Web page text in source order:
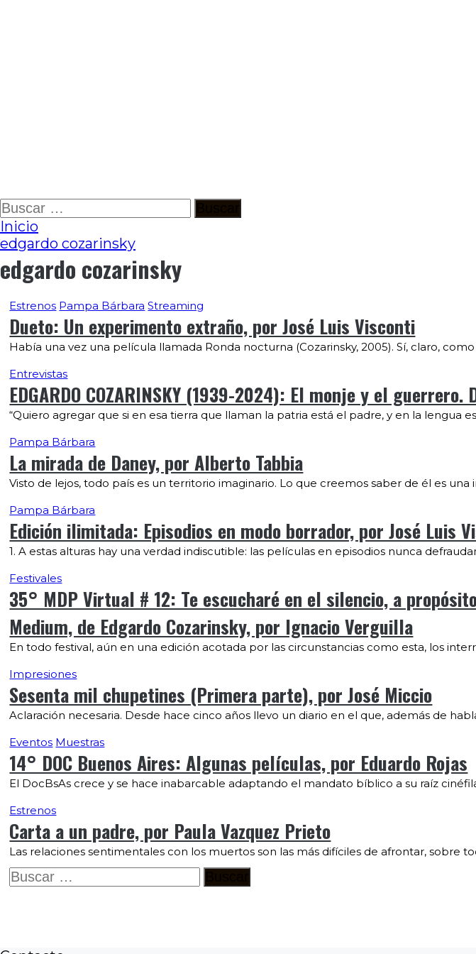
Ir
al
contenido
Buscar:
Inicio
edgardo cozarinsky
edgardo cozarinsky
Estrenos Pampa Bárbara Streaming
Dueto: Un experimento extraño, por José Luis Visconti
Había una vez una película llamada Ronda nocturna (Cozarinsky, 2005). Sí, claro,
Entrevistas
EDGARDO COZARINSKY (1939-2024): El monje y el
“Quiero agregar que si en esa tierra que llaman la patria está el padre, y en la lengua
Pampa Bárbara
La mirada de Daney, por Alberto Tabbia
Visto de lejos, todo país es un territorio imaginario. Lo que creemos saber de él es
Pampa Bárbara
Edición ilimitada: Episodios en modo borrador, por José Luis
1. A estas alturas hay una verdad indiscutible: las películas en episodios nunca
Festivales
35° MDP Virtual # 12: Te escucharé en el silencio, a
Medium, de Edgardo Cozarinsky, por Ignacio Verguilla
En todo festival, aún en una edición acotada por las circunstancias como esta, los
Impresiones
Sesenta mil chupetines (Primera parte), por José Miccio
Aclaración necesaria. Desde hace cinco años llevo un diario en el que, además de
Eventos Muestras
14° DOC Buenos Aires: Algunas películas, por Eduardo Rojas
El DocBsAs crece y se hace inabarcable adaptando el mandato bíblico a su raíz
Estrenos
Carta a un padre, por Paula Vazquez Prieto
Las relaciones sentimentales con los muertos son las más difíciles de afrontar, sobre
Buscar: